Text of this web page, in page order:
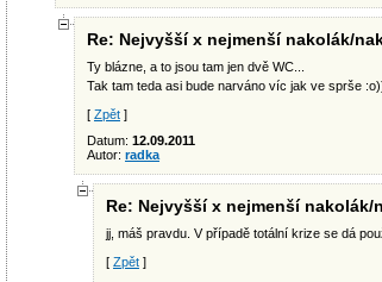
Re: Nejvyšší x nejmenší nakolák/
Ty blázne, a to jsou tam jen dvě WC...
Tak tam teda asi bude narváno víc jak ve sprše
[ Zpět ]
Datum: 12.09.2011
Autor: radka
Re: Nejvyšší x nejmenší nakolák/
jj, máš pravdu. V případě totální krize se dá
[ Zpět ]